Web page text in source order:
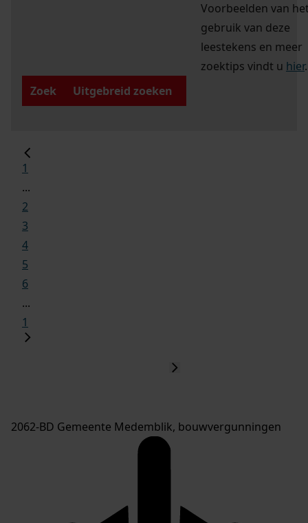
Voorbeelden van
gebruik van deze
leestekens en meer
zoektips vindt u hier.
Zoek
Uitgebreid zoeken
1
...
2
3
4
5
6
...
1
2062-BD Gemeente Medemblik, bouwvergunningen